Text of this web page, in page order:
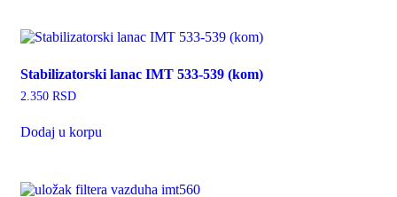
Stabilizatorski lanac IMT 533-539 (kom)
2.350 RSD
Dodaj u korpu